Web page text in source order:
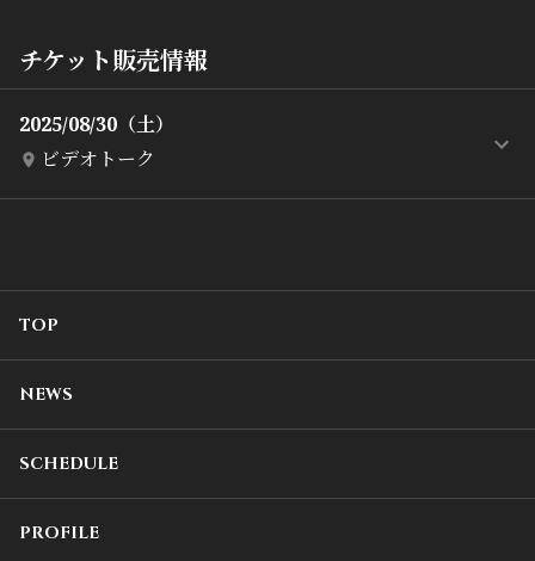
チケット販売情報
2025/08/30（土）
ビデオトーク
TOP
NEWS
SCHEDULE
PROFILE